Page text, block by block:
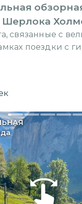
связанные с
поездки с